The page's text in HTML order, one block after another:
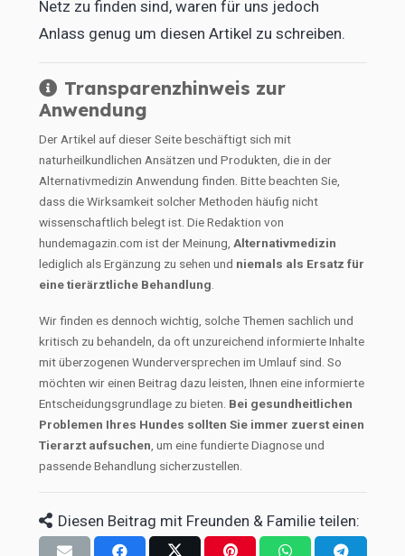
Netz zu finden sind, waren für uns jedoch
Anlass genug um diesen Artikel zu schreiben.
Transparenzhinweis zur
Anwendung
Der Artikel auf dieser Seite beschäftigt sich mit
naturheilkundlichen Ansätzen und Produkten, die in der
Alternativmedizin Anwendung finden. Bitte beachten Sie,
dass die Wirksamkeit solcher Methoden häufig nicht
wissenschaftlich belegt ist. Die Redaktion von
hundemagazin.com ist der Meinung, Alternativmedizin
lediglich als Ergänzung zu sehen und niemals als Ersatz für
eine tierärztliche Behandlung
Wir finden es dennoch wichtig, solche Themen sachlich und
kritisch zu behandeln, da oft unzureichend informierte Inhalte
mit überzogenen Wunderversprechen im Umlauf sind. So
möchten wir einen Beitrag dazu leisten, Ihnen eine informierte
Entscheidungsgrundlage zu bieten. Bei gesundheitlichen
Problemen Ihres Hundes sollten Sie immer zuerst einen
Tierarzt aufsuchen , um eine fundierte Diagnose und
passende Behandlung sicherzustellen.
Diesen Beitrag mit Freunden & Familie teilen: